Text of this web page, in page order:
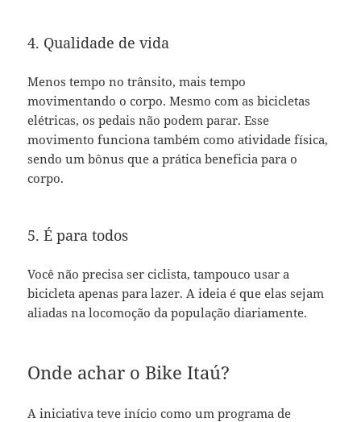
4. Qualidade de vida
Menos tempo no trânsito, mais tempo
movimentando o corpo. Mesmo com as bicicletas
elétricas, os pedais não podem parar. Esse
movimento funciona também como atividade física,
sendo um bônus que a prática beneficia para o
corpo.
5. É para todos
Você não precisa ser ciclista, tampouco usar a
bicicleta apenas para lazer. A ideia é que elas sejam
aliadas na locomoção da população diariamente.
Onde achar o Bike Itaú?
A iniciativa teve início como um programa de